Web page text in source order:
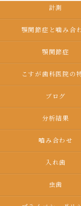
計測
顎関節症と噛み合
顎関節症
こすが歯科医院の
ブログ
分析結果
嚙み合わせ
入れ歯
虫歯